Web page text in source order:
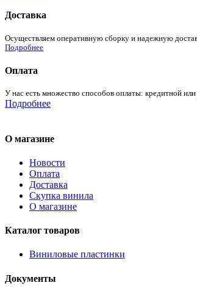
Доставка
Осуществляем оперативную сборку и надежную
Подробнее
Оплата
У нас есть множество способов оплаты: кредитной
Подробнее
О магазине
Новости
Оплата
Доставка
Скупка винила
О магазине
Каталог товаров
Виниловые пластинки
Документы